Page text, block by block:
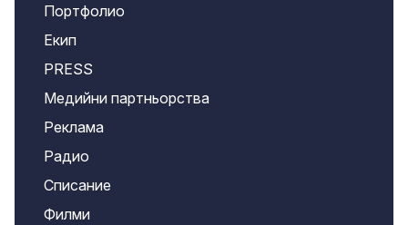
Портфолио
Екип
PRESS
Медийни партньорства
Реклама
Радио
Списание
Филми